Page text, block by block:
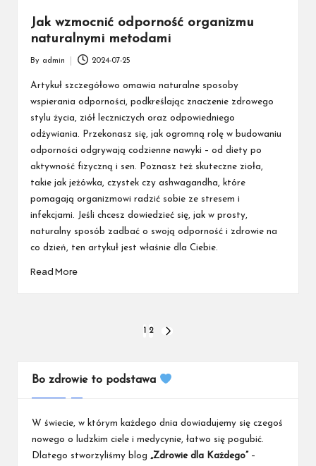
Jak wzmocnić odporność organizmu
naturalnymi metodami
by
By admin 2024-07-25
Artykuł szczegółowo omawia naturalne sposoby
wspierania odporności, podkreślając znaczenie zdrowego
stylu życia, ziół leczniczych oraz odpowiedniego
odżywiania. Przekonasz się, jak ogromną rolę w budowaniu
odporności odgrywają codzienne nawyki – od diety po
aktywność fizyczną i sen. Poznasz też skuteczne zioła,
takie jak jeżówka, czystek czy ashwagandha, które
pomagają organizmowi radzić sobie ze stresem i
infekcjami. Jeśli chcesz dowiedzieć się, jak w prosty,
naturalny sposób zadbać o swoją odporność i zdrowie na
co dzień, ten artykuł jest właśnie dla Ciebie.
Read More
2
Bo zdrowie to podstawa
W świecie, w którym każdego dnia dowiadujemy się czegoś
nowego o ludzkim ciele i medycynie, łatwo się pogubić.
Dlatego stworzyliśmy blog „Zdrowie dla Każdego” –